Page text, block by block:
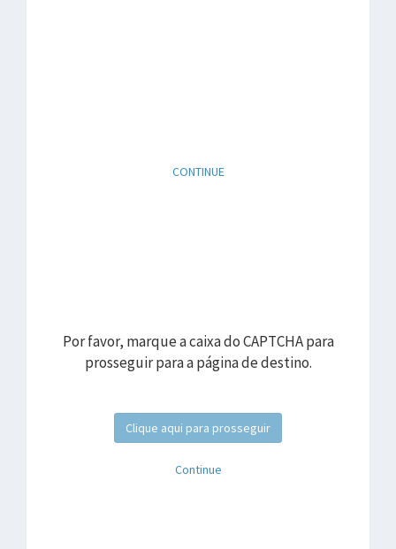
CONTINUE
Por favor, marque a caixa do CAPTCHA para
prosseguir para a página de destino.
Clique aqui para prosseguir
Continue